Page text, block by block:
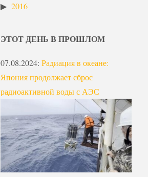
2016
ЭТОТ ДЕНЬ В ПРОШЛОМ
07.08.2024: Радиация в океане:
Япония продолжает сброс
радиоактивной воды с АЭС